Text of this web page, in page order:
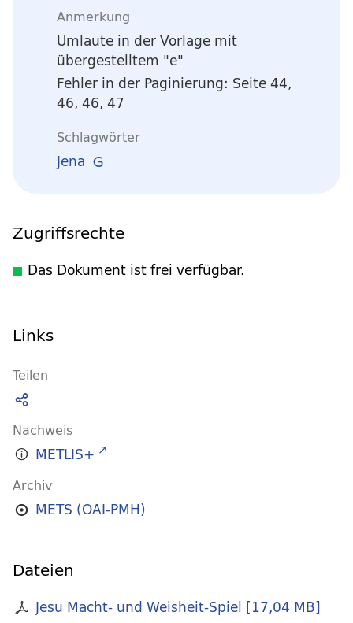
Anmerkung
Umlaute in der Vorlage mit
übergestelltem "e"
Fehler in der Paginierung: Seite 44,
46, 46, 47
Schlagwörter
Jena
Zugriffsrechte
Das Dokument ist frei verfügbar.
Links
Teilen
Nachweis
METLIS+
Archiv
METS (OAI-PMH)
Dateien
Jesu Macht- und Weisheit-Spiel [17,04 MB]